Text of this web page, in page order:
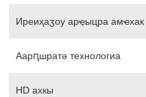
Иреиҳаӡоу арҿыцра амҽхак
Аарԥшратә технологиа
HD ахкы